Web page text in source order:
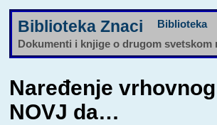
Biblioteka Znaci Biblioteka
Dokumenti i knjige o drugom
Naređenje
NOVJ da…